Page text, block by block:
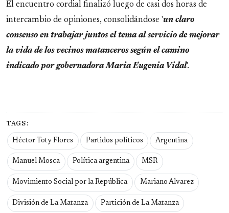
El encuentro cordial finalizó luego de casi dos horas de
intercambio de opiniones, consolidándose 'un claro
consenso en trabajar juntos el tema al servicio de mejorar
la vida de los vecinos matanceros según el camino
indicado por gobernadora Maria Eugenia Vidal'.
TAGS:
Héctor Toty Flores Partidos políticos Argentina
Manuel Mosca Política argentina MSR
Movimiento Social por la República Mariano Alvarez
División de La Matanza Partición de La Matanza